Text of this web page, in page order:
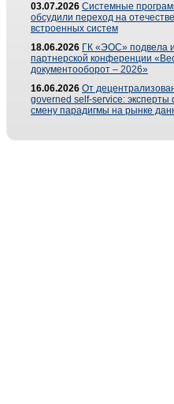
03.07.2026 Системные
обсудили переход на
встроенных систем
18.06.2026 ГК «ЭОС» подвела
партнерской конференции
документооборот – 2026»
16.06.2026 От
governed self-service: эксперты
смену парадигмы на рынке